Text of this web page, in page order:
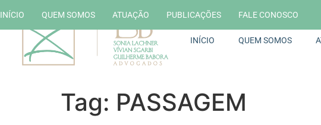
INÍCIO QUEM SOMOS ATUAÇÃO PUBLICAÇÕES FALE CONOSCO
INÍCIO QUEM SOMOS
Tag: PASSAGEM